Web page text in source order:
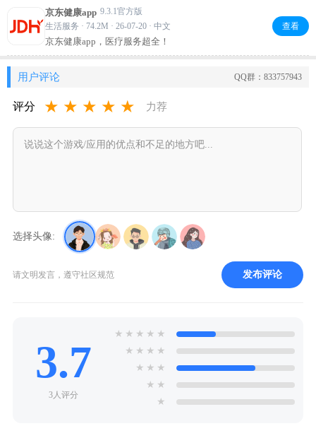
京东健康app 9.3.1官方版
生活服务 · 74.2M · 26-07-20 · 中文
京东健康app，医疗服务超全！
查看
用户评论 QQ群：833757943
评分 ★ ★ ★ ★ ★ 力荐
选择头像:
请文明发言，遵守社区规范 发布评论
3.7
3人评分
★ ★ ★ ★ ★
★ ★ ★ ★
★ ★ ★
★ ★
★